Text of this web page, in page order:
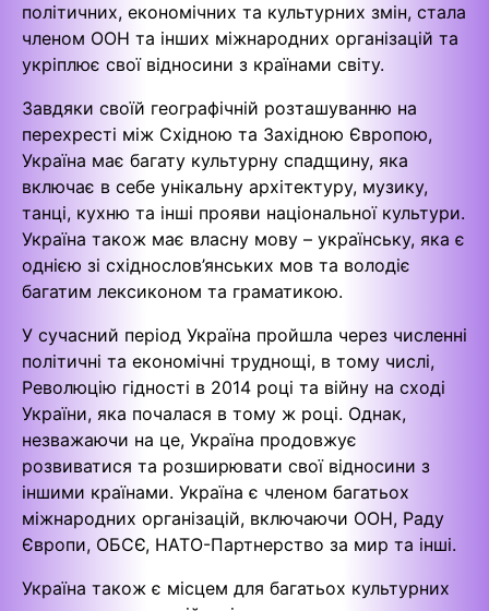
політичних, економічних та культурних змін, стала
членом ООН та інших міжнародних організацій та
укріплює свої відносини з країнами світу.
Завдяки своїй географічній розташуванню на
перехресті між Східною та Західною Європою,
Україна має багату культурну спадщину, яка
включає в себе унікальну архітектуру, музику,
танці, кухню та інші прояви національної культури.
Україна також має власну мову – українську, яка є
однією зі східнослов’янських мов та володіє
багатим лексиконом та граматикою.
У сучасний період Україна пройшла через численні
політичні та економічні труднощі, в тому числі,
Революцію гідності в 2014 році та війну на сході
України, яка почалася в тому ж році. Однак,
незважаючи на це, Україна продовжує
розвиватися та розширювати свої відносини з
іншими країнами. Україна є членом багатьох
міжнародних організацій, включаючи ООН, Раду
Європи, ОБСЄ, НАТО-Партнерство за мир та інші.
Україна також є місцем для багатьох культурних